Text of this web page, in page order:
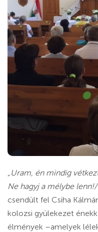
„Uram, én mindig
Ne hagyj a mélybe
csendült fel Csiha
kolozsi gyülekezet
élmények –amelyek